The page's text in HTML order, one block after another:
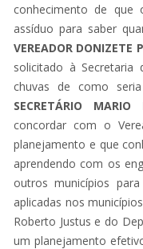
conhecimento de
assíduo para saber
VEREADOR DONIZETE
solicitado à Secretaria
chuvas de como
SECRETÁRIO MARIO
concordar com o
planejamento e que
aprendendo com os
outros municípios
aplicadas nos
Roberto Justus e do
um planejamento